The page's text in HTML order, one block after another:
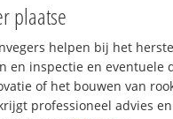
plaatse
helpen bij het
en inspectie en eventuele
of het bouwen van
professioneel advies